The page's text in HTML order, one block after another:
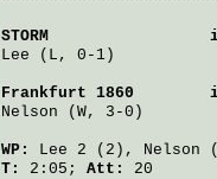
STORM
Lee (L, 0-1)
Frankfurt 1860
Nelson (W, 3-0)
WP: Lee 2 (2), Nelson
T:
2:05; Att: 20